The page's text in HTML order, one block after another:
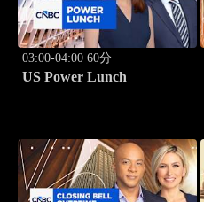
03:00-04:00 60分
US Power Lunch